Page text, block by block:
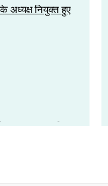
कदम: माननीय
द्वारा